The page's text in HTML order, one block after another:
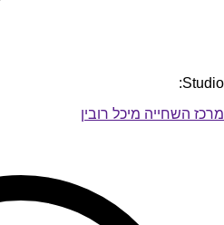
Studio:
מרכז השחייה מיכל רובין